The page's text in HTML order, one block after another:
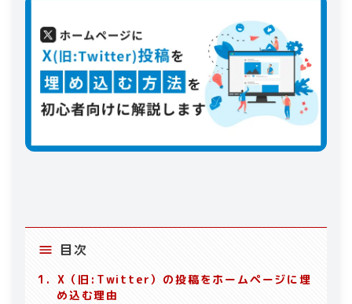
目次
1 . X（旧:Twitter）の投稿をホームページに埋
め込む理由